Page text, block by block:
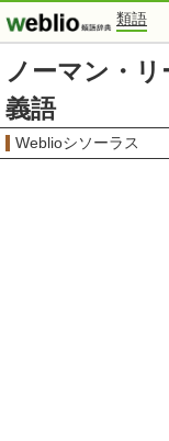
類語
ノーマン・
義語
Weblioシソーラス